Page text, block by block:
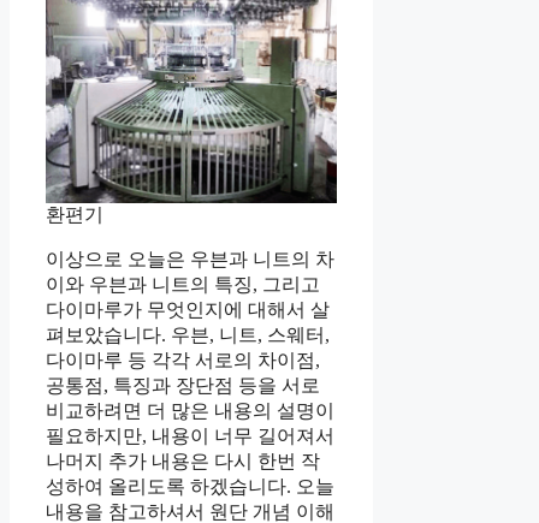
환편기
이상으로 오늘은 우븐과 니트의 차
이와 우븐과 니트의 특징, 그리고
다이마루가 무엇인지에 대해서 살
펴보았습니다. 우븐, 니트, 스웨터,
다이마루 등 각각 서로의 차이점,
공통점, 특징과 장단점 등을 서로
비교하려면 더 많은 내용의 설명이
필요하지만, 내용이 너무 길어져서
나머지 추가 내용은 다시 한번 작
성하여 올리도록 하겠습니다. 오늘
내용을 참고하셔서 원단 개념 이해